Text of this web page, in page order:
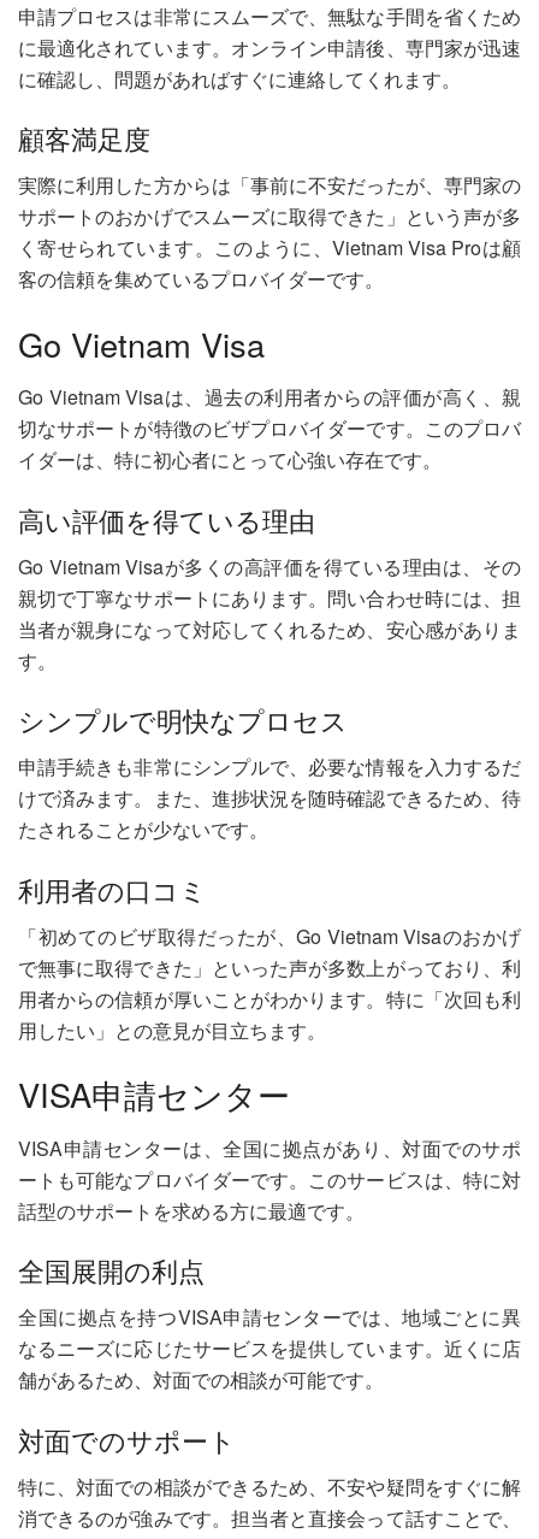
申請プロセスは非常にスムーズで、無駄な手間を省くため
に最適化されています。オンライン申請後、専門家が迅速
に確認し、問題があればすぐに連絡してくれます。
顧客満足度
実際に利用した方からは「事前に不安だったが、専門家の
サポートのおかげでスムーズに取得できた」という声が多
く寄せられています。このように、Vietnam Visa Proは顧
客の信頼を集めているプロバイダーです。
Go Vietnam Visa
Go Vietnam Visaは、過去の利用者からの評価が高く、親
切なサポートが特徴のビザプロバイダーです。このプロバ
イダーは、特に初心者にとって心強い存在です。
高い評価を得ている理由
Go Vietnam Visaが多くの高評価を得ている理由は、その
親切で丁寧なサポートにあります。問い合わせ時には、担
当者が親身になって対応してくれるため、安心感がありま
す。
シンプルで明快なプロセス
申請手続きも非常にシンプルで、必要な情報を入力するだ
けで済みます。また、進捗状況を随時確認できるため、待
たされることが少ないです。
利用者の口コミ
「初めてのビザ取得だったが、Go Vietnam Visaのおかげ
で無事に取得できた」といった声が多数上がっており、利
用者からの信頼が厚いことがわかります。特に「次回も利
用したい」との意見が目立ちます。
VISA申請センター
VISA申請センターは、全国に拠点があり、対面でのサポ
ートも可能なプロバイダーです。このサービスは、特に対
話型のサポートを求める方に最適です。
全国展開の利点
全国に拠点を持つVISA申請センターでは、地域ごとに異
なるニーズに応じたサービスを提供しています。近くに店
舗があるため、対面での相談が可能です。
対面でのサポート
特に、対面での相談ができるため、不安や疑問をすぐに解
消できるのが強みです。担当者と直接会って話すことで、